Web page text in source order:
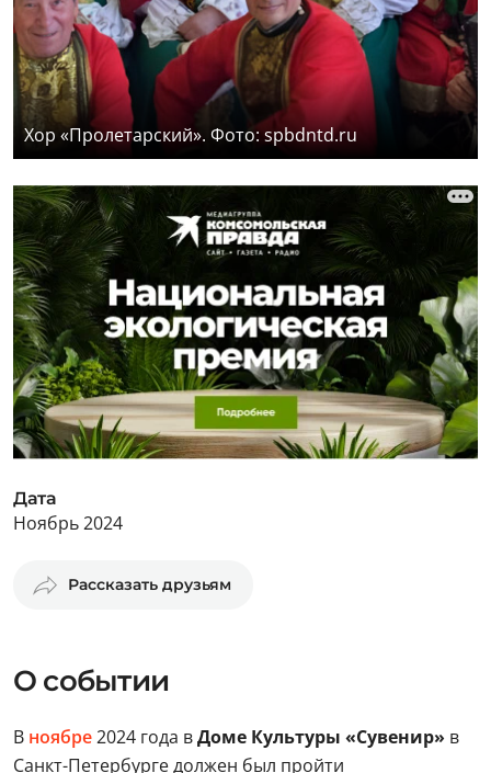
Хор «Пролетарский». Фото: spbdntd.ru
Дата
Ноябрь 2024
Рассказать друзьям
О событии
В ноябре2024 года вДоме Культуры «Сувенир» в
Санкт-Петербурге должен был пройти